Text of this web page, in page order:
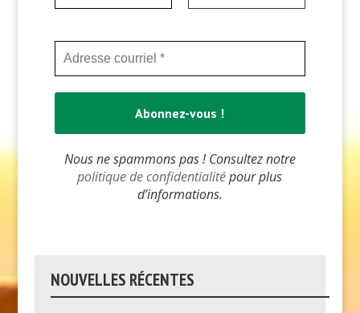
Nous ne spammons pas ! Consultez notre
politique de confidentialitépour plus
d’informations.
NOUVELLES RÉCENTES